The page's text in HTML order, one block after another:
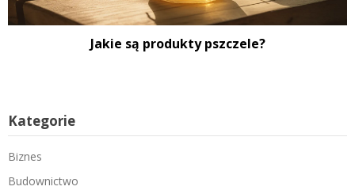
Jakie są produkty pszczele?
Kategorie
Biznes
Budownictwo